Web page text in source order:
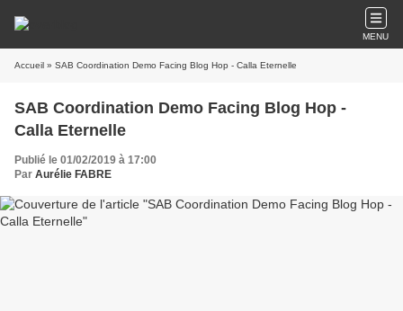
MENU
Accueil » SAB Coordination Demo Facing Blog Hop - Calla Eternelle
SAB Coordination Demo Facing Blog Hop -
Calla Eternelle
Publié le 01/02/2019 à 17:00
Par Aurélie FABRE